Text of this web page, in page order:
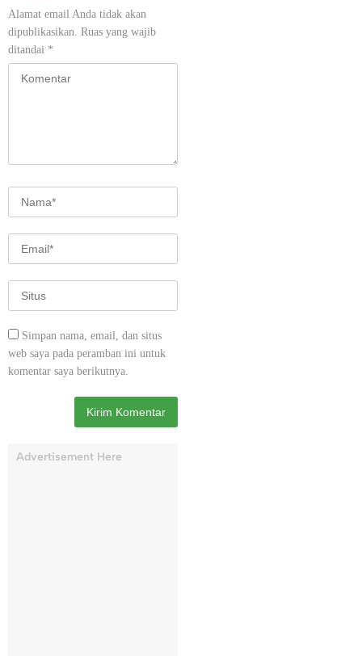
Alamat email Anda tidak akan
dipublikasikan. Ruas yang wajib
ditandai *
Simpan nama, email, dan situs
web saya pada peramban ini untuk
komentar saya berikutnya.
Advertisement Here